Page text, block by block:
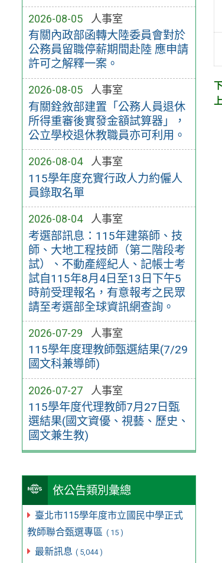
2026-08-05 人事室
有關內政部函轉大陸委員會對於
公務員留職停薪期間赴陸 應申請
許可之解釋一案。
2026-08-05 人事室
有關銓敘部建置「公務人員退休
所得重審後實發金額試算器」，
公立學校退休教職員亦可利用。
2026-08-04 人事室
115學年度充實行政人力約僱人
員錄取名單
2026-08-04 人事室
考選部訊息：115年建築師、技
師、大地工程技師（第二階段考
試）、不動產經紀人、記帳士考
試自115年8月4日至13日下午5
時前受理報名，有意報考之民眾
請至考選部全球資訊網查詢。
2026-07-29 人事室
115學年度理教師甄選結果(7/29
國文科兼導師)
2026-07-27 人事室
115學年度代理教師7月27日甄
選結果(國文資優、視藝、歷史、
國文兼生教)
依公告類別彙總
臺北市115學年度市立國民中學正式
教師聯合甄選專區 ( 15 )
最新訊息 ( 5,044 )